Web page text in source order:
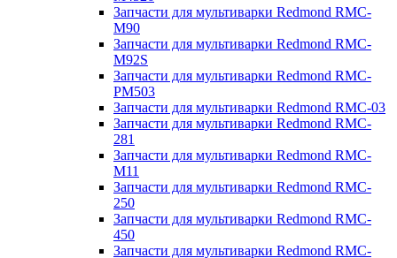
Запчасти для мультиварки Redmond RMC-
M90
Запчасти для мультиварки Redmond RMC-
M92S
Запчасти для мультиварки Redmond RMC-
PM503
Запчасти для мультиварки Redmond RMC-03
Запчасти для мультиварки Redmond RMC-
281
Запчасти для мультиварки Redmond RMC-
M11
Запчасти для мультиварки Redmond RMC-
250
Запчасти для мультиварки Redmond RMC-
450
Запчасти для мультиварки Redmond RMC-